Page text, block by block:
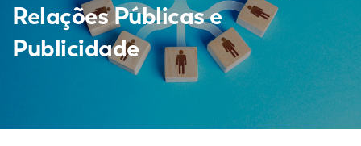
Relações Públicas e
Publicidade